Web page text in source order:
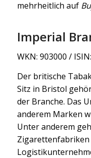
mehrheitlich auf
Imperial
WKN: 903000 /
Der britische
Sitz in Bristol
der Branche. Das
anderem Marken
Unter anderem
Zigarettenfabriken